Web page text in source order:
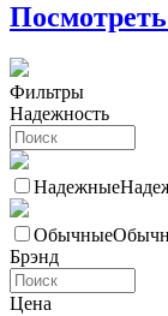
Фильтры
Надежность
Надежные
Обычные
Брэнд
Цена